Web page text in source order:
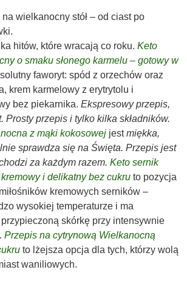
wielkanocny stół – od ciast po
hitów, które wracają co roku. Keto
o smaku słonego karmelu – gotowy w
faworyt: spód z orzechów oraz
krem karmelowy z erytrytolu i
bez piekarnika. Ekspresowy przepis,
Prosty przepis i tylko kilka składników.
z mąki kokosowej jestmiękka,
sprawdza się na Święta. Przepis jest
za każdym razem. Keto sernik
i delikatny bez cukru to pozycja
kremowych serników –
wysokiej temperaturze i ma
skórkę przy intensywnie
Przepis na cytrynową Wielkanocną
to lżejsza opcja dla tych, którzy wolą
waniliowych.